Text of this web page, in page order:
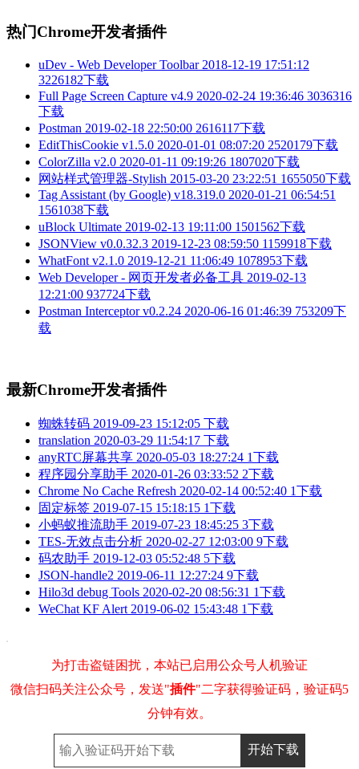
热门Chrome开发者插件
uDev - Web Developer Toolbar 2018-12-19 17:51:12
3226182下载
Full Page Screen Capture v4.9 2020-02-24 19:36:46 3036316
下载
Postman 2019-02-18 22:50:00 2616117下载
EditThisCookie v1.5.0 2020-01-01 08:07:20 2520179下载
ColorZilla v2.0 2020-01-11 09:19:26 1807020下载
网站样式管理器-Stylish 2015-03-20 23:22:51 1655050下载
Tag Assistant (by Google) v18.319.0 2020-01-21 06:54:51
1561038下载
uBlock Ultimate 2019-02-13 19:11:00 1501562下载
JSONView v0.0.32.3 2019-12-23 08:59:50 1159918下载
WhatFont v2.1.0 2019-12-21 11:06:49 1078953下载
Web Developer - 网页开发者必备工具 2019-02-13
12:21:00 937724下载
Postman Interceptor v0.2.24 2020-06-16 01:46:39 753209下
载
最新Chrome开发者插件
蜘蛛转码 2019-09-23 15:12:05 下载
translation 2020-03-29 11:54:17 下载
anyRTC屏幕共享 2020-05-03 18:27:24 1下载
程序园分享助手 2020-01-26 03:33:52 2下载
Chrome No Cache Refresh 2020-02-14 00:52:40 1下载
固定标签 2019-07-15 15:18:15 1下载
小蚂蚁推流助手 2019-07-23 18:45:25 3下载
TES-无效点击分析 2020-02-27 12:03:00 9下载
码农助手 2019-12-03 05:52:48 5下载
JSON-handle2 2019-06-11 12:27:24 9下载
Hilo3d debug Tools 2020-02-20 08:56:31 1下载
WeChat KF Alert 2019-06-02 15:43:48 1下载
为打击盗链困扰，本站已启用公众号人机验证
微信扫码关注公众号，发送"插件"二字获得验证码，验证码5
分钟有效。